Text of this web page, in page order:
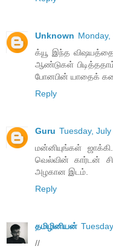
Unknown
க்யூ இந்த விஷயத்தை
ஆண்டுகள்
போனபின் யாதைக் கடை
Reply
Guru Tuesday,
மன்னியுங்கள்
வெல்வின் கார்டன்
அழகான இடம்.
Reply
தமிழினியன்
//